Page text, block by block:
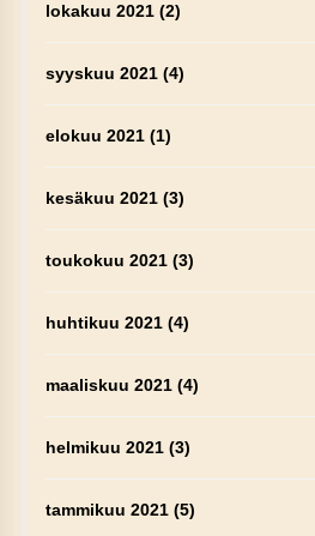
lokakuu 2021(2)
syyskuu 2021(4)
elokuu 2021(1)
kesäkuu 2021(3)
toukokuu 2021(3)
huhtikuu 2021(4)
maaliskuu 2021(4)
helmikuu 2021(3)
tammikuu 2021(5)